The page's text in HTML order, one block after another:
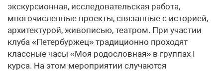
экскурсионная, исследовательская работа,
многочисленные проекты, связанные с историей,
архитектурой, живописью, театром. При участии
клуба «Петербуржец» традиционно проходят
классные часы «Моя родословная» в группах I
курса. На этом мероприятии случаются